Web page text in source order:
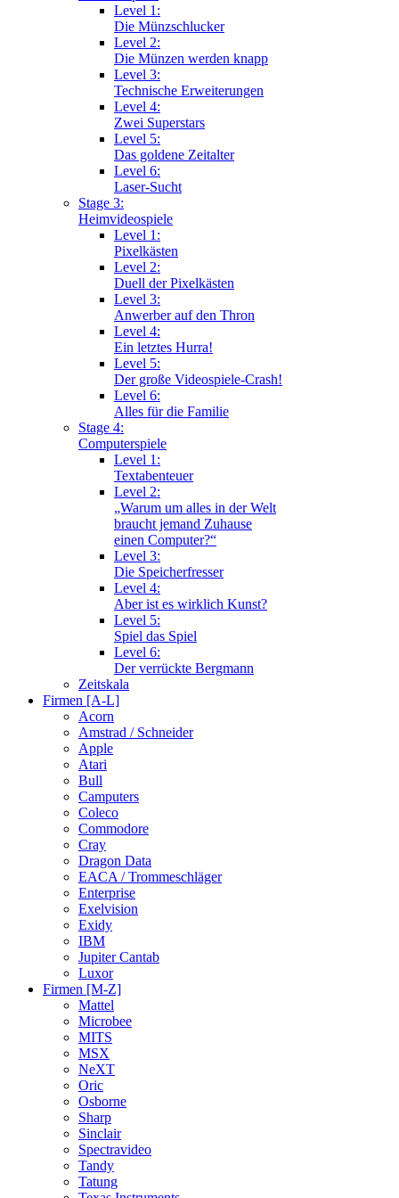
Level 1:
Die Münzschlucker
Level 2:
Die Münzen werden knapp
Level 3:
Technische Erweiterungen
Level 4:
Zwei Superstars
Level 5:
Das goldene Zeitalter
Level 6:
Laser-Sucht
Stage 3:
Heimvideospiele
Level 1:
Pixelkästen
Level 2:
Duell der Pixelkästen
Level 3:
Anwerber auf den Thron
Level 4:
Ein letztes Hurra!
Level 5:
Der große Videospiele-Crash!
Level 6:
Alles für die Familie
Stage 4:
Computerspiele
Level 1:
Textabenteuer
Level 2:
„Warum um alles in der Welt
braucht jemand Zuhause
einen Computer?“
Level 3:
Die Speicherfresser
Level 4:
Aber ist es wirklich Kunst?
Level 5:
Spiel das Spiel
Level 6:
Der verrückte Bergmann
Zeitskala
Firmen [A-L]
Acorn
Amstrad / Schneider
Apple
Atari
Bull
Camputers
Coleco
Commodore
Cray
Dragon Data
EACA / Trommeschläger
Enterprise
Exelvision
Exidy
IBM
Jupiter Cantab
Luxor
Firmen [M-Z]
Mattel
Microbee
MITS
MSX
NeXT
Oric
Osborne
Sharp
Sinclair
Spectravideo
Tandy
Tatung